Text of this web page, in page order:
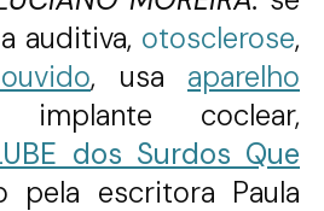
auditiva, otosclerose,
, usa aparelho
coclear,
dos Surdos Que
pela escritora Paula